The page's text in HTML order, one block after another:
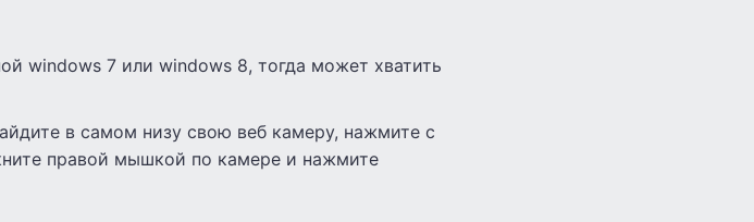
windows 7 или windows 8, тогда может хватить
в самом низу свою веб камеру, нажмите с
правой мышкой по камере и нажмите